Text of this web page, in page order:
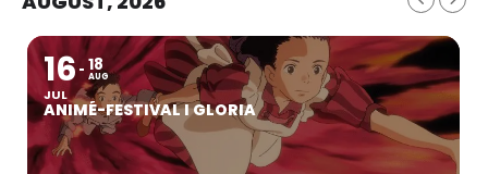
16
JUL
18
AUG
ANIMÉ-FESTIVAL I GLORIA